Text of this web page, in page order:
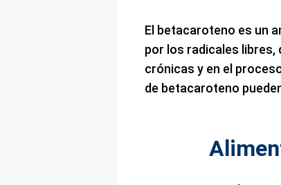
El betacaroteno es un
por los radicales
crónicas y en el
de betacaroteno